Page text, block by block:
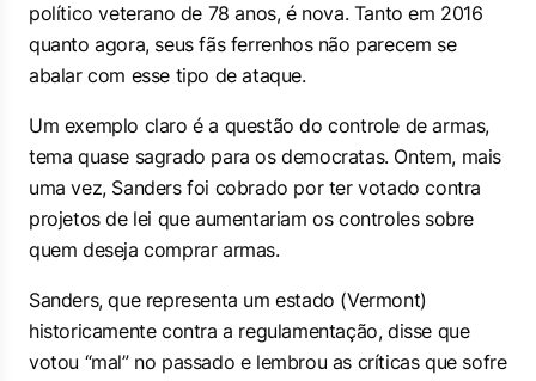
político veterano de 78 anos, é nova. Tanto em 2016
quanto agora, seus fãs ferrenhos não parecem se
abalar com esse tipo de ataque.
Um exemplo claro é a questão do controle de armas,
tema quase sagrado para os democratas. Ontem, mais
uma vez, Sanders foi cobrado por ter votado contra
projetos de lei que aumentariam os controles sobre
quem deseja comprar armas.
Sanders, que representa um estado (Vermont)
historicamente contra a regulamentação, disse que
votou “mal” no passado e lembrou as críticas que sofre